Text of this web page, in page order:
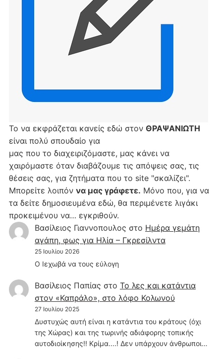
Το να εκφράζεται κανείς εδώ στον ΘΡΑΨΑΝΙΩΤΗ
είναι πολύ σπουδαίο για
μας που το διαχειριζόμαστε, μας κάνει να
χαιρόμαστε όταν διαβάζουμε τις απόψεις σας, τις
θέσεις σας, για ζητήματα που το site "σκαλίζει".
Μπορείτε λοιπόν να μας γράφετε. Μόνο που, για να
τα δείτε δημοσιευμένα εδώ, θα περιμένετε λιγάκι
προκειμένου να… εγκριθούν.
Βασίλειος Γιαννοπουλος στο Hμέρα γεμάτη
αγάπη, φως για Ηλία – Γκρεσίλντα
25 Ιουλίου 2026
Ο Ιεχωβά να τους εύλογη
Βασίλειος Παπίας στο Το λες και κατάντια
στον «Καπράλο», στο λόφο Κολωνού
27 Ιουλίου 2025
Δυστυχώς αυτή είναι η κατάντια του κράτους (όχι
της Χώρας) και της τωρινής αδιάφορης τοπικής
αυτοδιοίκησης!! Κρίμα....! Δεν υπάρχουν άνθρωποι…